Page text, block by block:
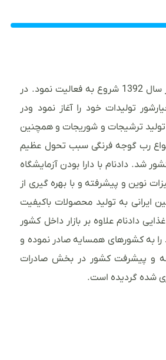
صنایع غذایی دادنام از سال 1392 شروع به فعالیت نمود. در
تولیدات خود را آغاز نمود ودر
تولید ترشیجات و شوریجات و همچنین
رب گوجه فرنگی سبب تحول عظیم
شد. دادنام با دارا بودن آزمایشگاه
نوین و پیشرفته و با بهره گیری از
به تولید محصولات باکیفیت
دادنام علاوه بر بازار داخل کشور
به کشورهای همسایه صادر نموده و
و پیشرفت کشور در بخش صادرات
شده گردیده است.